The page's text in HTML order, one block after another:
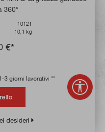
360°
10121
10,1 kg
€*
3 giorni lavorativi **
desideri